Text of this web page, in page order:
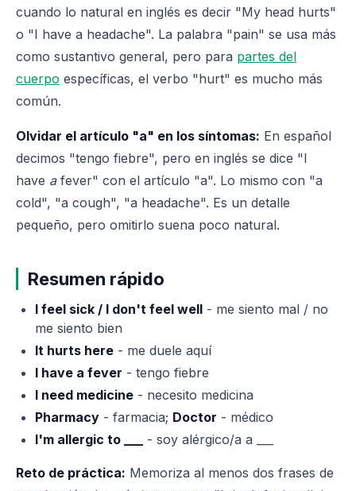
cuando lo natural en inglés es decir "My head hurts"
o "I have a headache". La palabra "pain" se usa más
como sustantivo general, pero para partes del
cuerpo específicas, el verbo "hurt" es mucho más
común.
Olvidar el artículo "a" en los síntomas: En español
decimos "tengo fiebre", pero en inglés se dice "I
have afever" con el artículo "a". Lo mismo con "a
cold", "a cough", "a headache". Es un detalle
pequeño, pero omitirlo suena poco natural.
Resumen rápido
I feel sick / I don't feel well - me siento mal / no
me siento bien
It hurts here - me duele aquí
I have a fever - tengo fiebre
I need medicine - necesito medicina
Pharmacy - farmacia; Doctor - médico
I'm allergic to ___
- soy alérgico/a a ___
Reto de práctica: Memoriza al menos dos frases de